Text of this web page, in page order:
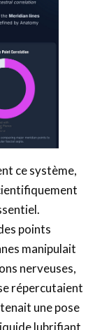
ce système,
points
manipulait
nerveuses,
répercutaient
une pose
lubrifiant